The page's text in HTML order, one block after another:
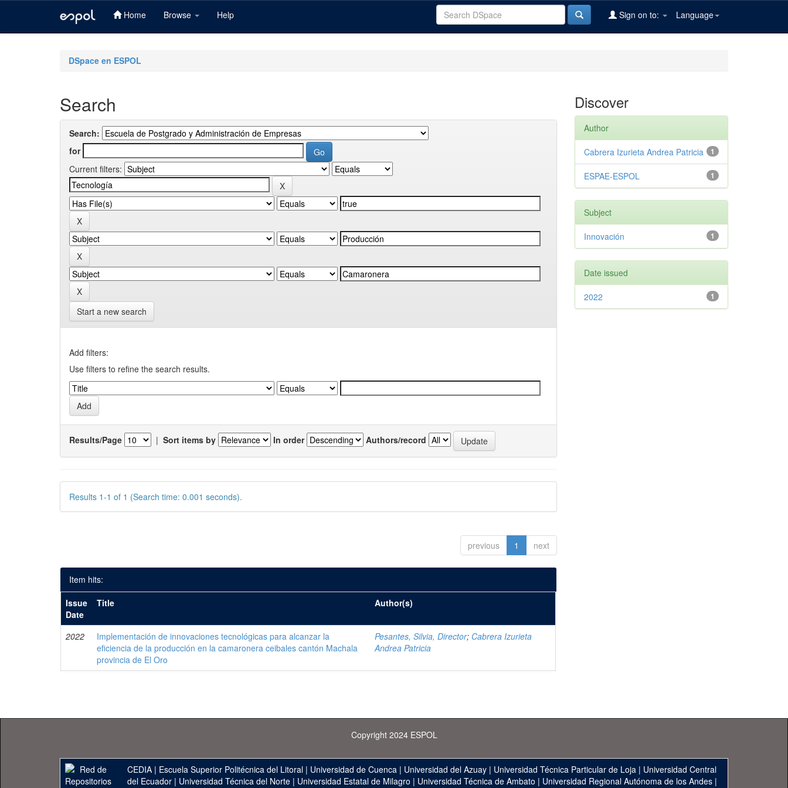
Home Browse Help Language
Sign on to:
DSpace en ESPOL
Search
Search:
for
Current filters:
Start a new search
Add filters:
Use filters to refine the search results.
Results/Page | Sort items by In order Authors/record
Results 1-1 of 1 (Search time: 0.001 seconds).
previous 1 next
Item hits:
Issue
Date
Title Author(s)
2022
Implementación de innovaciones tecnológicas para alcanzar la
eficiencia de la producción en la camaronera ceibales cantón Machala
provincia de El Oro
Pesantes, Silvia, Director; Cabrera Izurieta
Andrea Patricia
Discover
Author
1
Cabrera Izurieta Andrea Patricia
1
ESPAE-ESPOL
Subject
1
Innovación
Date issued
1
2022
Copyright 2024 ESPOL
CEDIA | Escuela Superior Politécnica del Litoral | Universidad de Cuenca | Universidad del Azuay | Universidad Técnica Particular de Loja | Universidad Central
del Ecuador| Universidad Técnica del Norte| Universidad Estatal de Milagro | Universidad Técnica de Ambato | Universidad Regional Autónoma de los Andes|